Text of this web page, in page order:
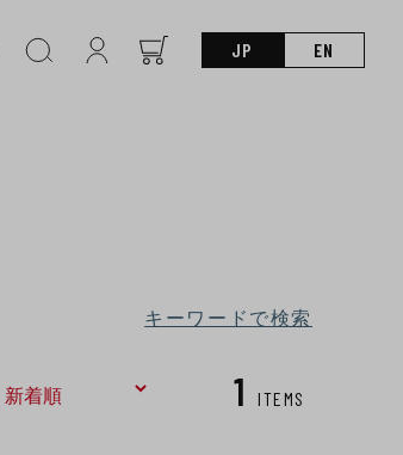
JP EN
キーワードで検索
1 ITEMS